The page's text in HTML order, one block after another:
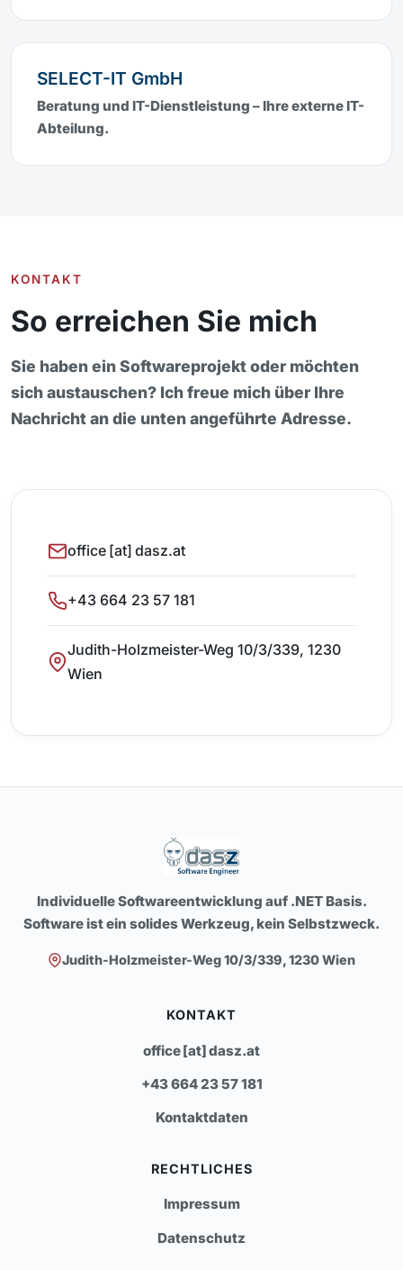
SELECT-IT GmbH
Beratung und IT-Dienstleistung – Ihre externe IT-
Abteilung.
KONTAKT
So erreichen Sie mich
Sie haben ein Softwareprojekt oder möchten
sich austauschen? Ich freue mich über Ihre
Nachricht an die unten angeführte Adresse.
office [at] dasz.at
+43 664 23 57 181
Judith-Holzmeister-Weg 10/3/339, 1230
Wien
Individuelle Softwareentwicklung auf .NET Basis.
Software ist ein solides Werkzeug, kein Selbstzweck.
Judith-Holzmeister-Weg 10/3/339, 1230 Wien
KONTAKT
office [at] dasz.at
+43 664 23 57 181
Kontaktdaten
RECHTLICHES
Impressum
Datenschutz